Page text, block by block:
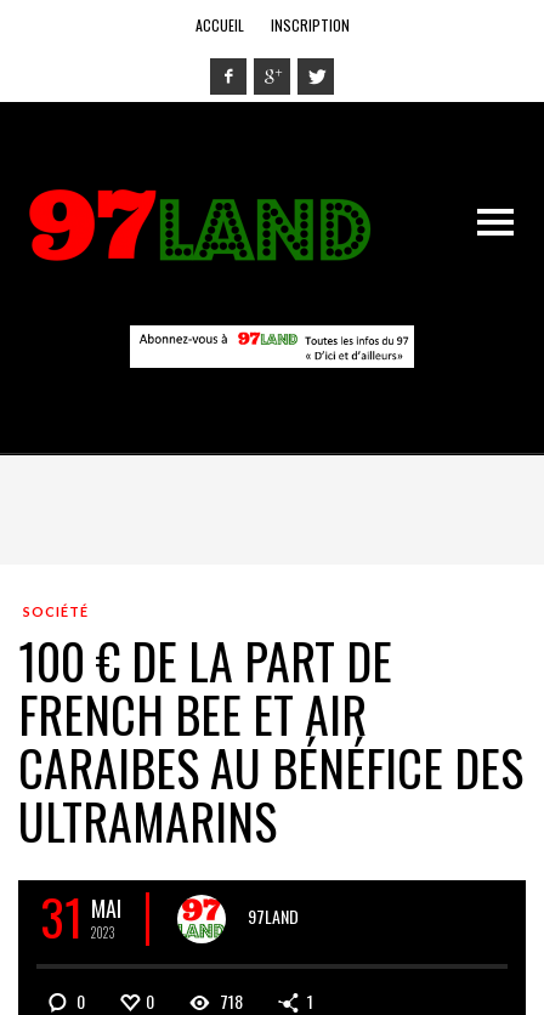
ACCUEIL INSCRIPTION
SOCIÉTÉ
100 € DE LA PART DE
FRENCH BEE ET AIR
CARAIBES AU BÉNÉFICE DES
ULTRAMARINS
31 MAI
2023
97LAND
0 0 718 1